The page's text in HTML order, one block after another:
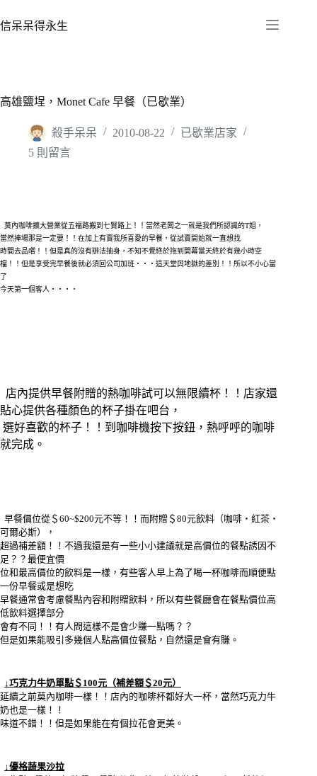
至
容
信呆呆得永生
高雄鹽埕，Monet Cafe 早餐（已歇業）
殺手呆呆 2010-08-22
已歇業店家
5 則留言
莫內咖啡擴大營業從五福路搬到七賢路上！！當然老闆之一就是我們所認識的T姐，
當然捧場那是一定要！！在加上有賣我所喜愛的早餐，從試賣開始就一直想找
時間去品嚐！！但是真的沒有辦法抽身，不知不覺終於拖到開幕當天終於有幾小時空
檔！！但是享受完早餐後就必須回公司加班‧‧‧這天堂與地獄的差別！！所以不小心當
了
今天第一個客人‧‧‧‧
店內提供早餐附贈的熱咖啡試可以無限續杯！！店家還
貼心提供各種顏色的杯子掛在吧台，
選好喜歡的杯子！！到咖啡機按下按鈕，熱呼呼的咖啡
就完成。
早餐價位從＄60~$200元不等！！而附贈＄80元飲料（咖啡‧紅茶‧
可爾必斯），
超過補差額！！不過我還是有一些小小建議就是高價位的餐點誘因不
足？？最便宜價
位和最高價位的飲料是一樣，有些客人早上為了喝一杯咖啡而順便點
一份早餐或是想吃
早餐通常會考慮餐點內容和附贈飲料，所以有些餐廳會在餐點價位高
低飲料選擇部分
會有不同！！有人問這樣不是會少賺一點嗎？？
但是如果能吸引多幾個人點高價位餐點，自然還是會有賺。
↓巧克力牛奶單點＄100元（補差額＄20元）
延續之前莫內咖啡一樣！！店內的咖啡杯都好大一杯，當然巧克力牛
奶也是一樣！！
味道不錯！！但是如果能在有個拉花會更美。
↓優格蔬果沙拉